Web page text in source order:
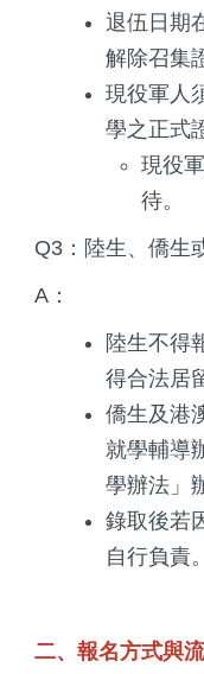
退伍日期
解除召集
現役軍人
學之正式
現役
待。
Q3：陸生、僑生
A：
陸生不得
得合法居
僑生及港
就學輔導
學辦法」
錄取後若
自行負責。
二、報名方式與